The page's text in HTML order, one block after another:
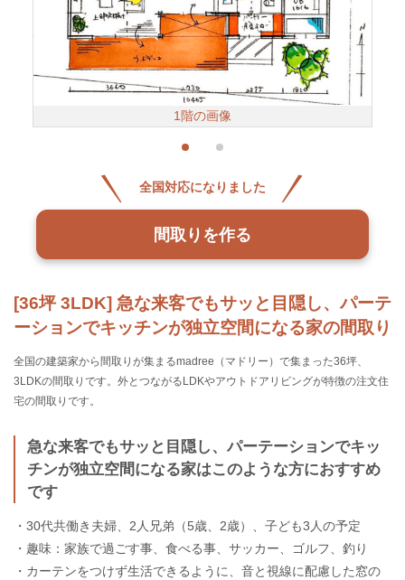
[36坪 3LDK] 急な来客でもサッと目隠し、パーテ
ーションでキッチンが独立空間になる家の間取り
全国の建築家から間取りが集まるmadree（マドリー）で集まった36坪、
3LDKの間取りです。外とつながるLDKやアウトドアリビングが特徴の注文住
宅の間取りです。
急な来客でもサッと目隠し、パーテーションでキッ
チンが独立空間になる家はこのような方におすすめ
です
・30代共働き夫婦、2人兄弟（5歳、2歳）、子ども3人の予定
・趣味：家族で過ごす事、食べる事、サッカー、ゴルフ、釣り
・カーテンをつけず生活できるように、音と視線に配慮した窓の
1階の画像
全国対応になりました
間取りを作る